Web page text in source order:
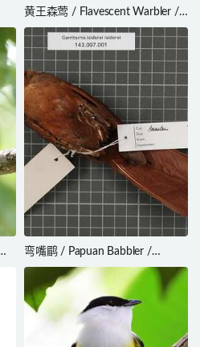
黄王森莺 / Flavescent Warbler /
Myiothlypis flaveola
弯嘴鹛 / Papuan Babbler /
Garritornis isidorei